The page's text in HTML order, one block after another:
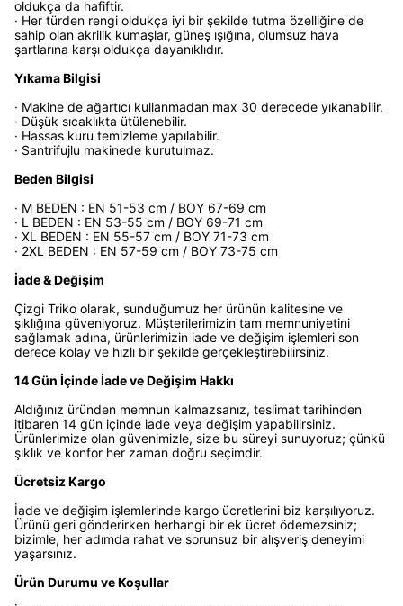
oldukça da hafiftir.
· Her türden rengi oldukça iyi bir şekilde tutma özelliğine de
sahip olan akrilik kumaşlar, güneş ışığına, olumsuz hava
şartlarına karşı oldukça dayanıklıdır.
Yıkama Bilgisi
· Makine de ağartıcı kullanmadan max 30 derecede yıkanabilir.
· Düşük sıcaklıkta ütülenebilir.
· Hassas kuru temizleme yapılabilir.
· Santrifujlu makinede kurutulmaz.
Beden Bilgisi
· M BEDEN : EN 51-53 cm / BOY 67-69 cm
· L BEDEN : EN 53-55 cm / BOY 69-71 cm
· XL BEDEN : EN 55-57 cm / BOY 71-73 cm
· 2XL BEDEN : EN 57-59 cm / BOY 73-75 cm
İade & Değişim
Çizgi Triko olarak, sunduğumuz her ürünün kalitesine ve
şıklığına güveniyoruz. Müşterilerimizin tam memnuniyetini
sağlamak adına, ürünlerimizin iade ve değişim işlemleri son
derece kolay ve hızlı bir şekilde gerçekleştirebilirsiniz.
14 Gün İçinde İade ve Değişim Hakkı
Aldığınız üründen memnun kalmazsanız, teslimat tarihinden
itibaren 14 gün içinde iade veya değişim yapabilirsiniz.
Ürünlerimize olan güvenimizle, size bu süreyi sunuyoruz; çünkü
şıklık ve konfor her zaman doğru seçimdir.
Ücretsiz Kargo
İade ve değişim işlemlerinde kargo ücretlerini biz karşılıyoruz.
Ürünü geri gönderirken herhangi bir ek ücret ödemezsiniz;
bizimle, her adımda rahat ve sorunsuz bir alışveriş deneyimi
yaşarsınız.
Ürün Durumu ve Koşullar